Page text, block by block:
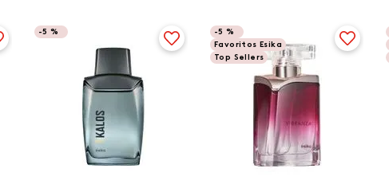
-5 % -5 %
Favoritos Esika
Top Sellers